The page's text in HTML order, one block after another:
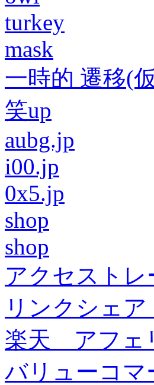
turkey
mask
一時的 遷移(
笑up
aubg.jp
i00.jp
0x5.jp
shop
shop
アクセスト
リンクシェ
楽天 アフェ
バリューコ